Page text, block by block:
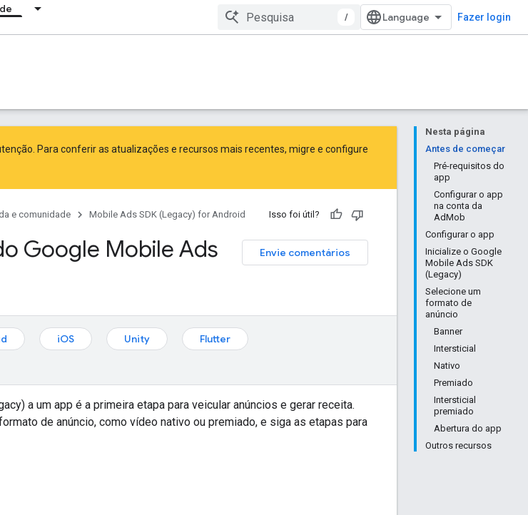
/ Fazer login
Nesta página
Antes de começar
Pré-requisitos do
app
Configurar o app
na conta da
AdMob
Configurar o app
Inicialize o Google
Mobile Ads SDK
(Legacy)
Selecione um
formato de
anúncio
Banner
Intersticial
Nativo
Premiado
Intersticial
premiado
Abertura do app
Outros recursos
Para conferir as atualizações e recursos mais recentes, migre e configure
e comunidade Mobile Ads SDK (Legacy) for Android Isso foi útil?
Envie comentários
Google Mobile Ads
iOS Unity
Flutter
a um app é a primeira etapa para veicular anúncios e gerar receita.
de anúncio, como vídeo nativo ou premiado, e siga as etapas para